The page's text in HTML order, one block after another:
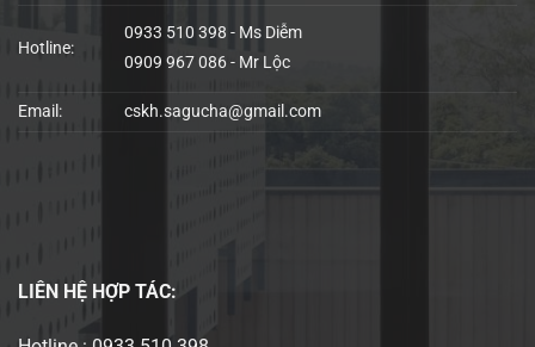
Hotline:
0933 510 398 - Ms Diễm
0909 967 086 - Mr Lộc
Email: cskh.sagucha@gmail.com
LIÊN HỆ HỢP TÁC: